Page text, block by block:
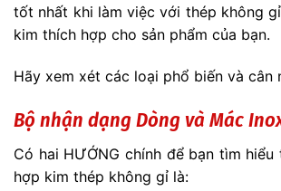
tốt nhất khi làm việc với thép không
kim thích hợp cho sản phẩm của bạn.
Hãy xem xét các loại phổ biến và cân
Bộ nhận dạng Dòng và Mác
Có hai HƯỚNG chính để bạn tìm hiểu
hợp kim thép không gỉ là: